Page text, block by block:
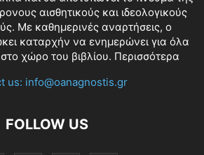
αισθητικούς και ιδεολογικούς
Με καθημερινές αναρτήσεις, ο
καταρχήν να ενημερώνει για όλα
χώρο του βιβλίου. Περισσότερα
us: info@oanagnostis.gr
FOLLOW US